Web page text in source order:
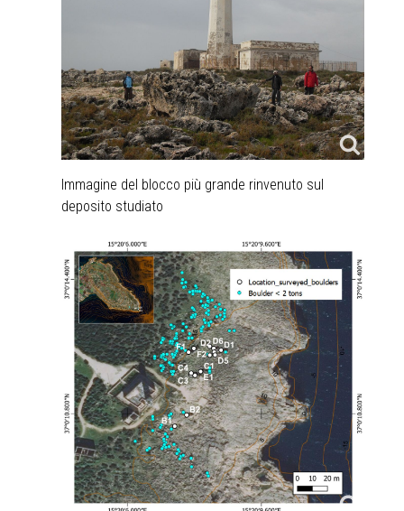
Immagine del blocco più grande rinvenuto sul
deposito studiato